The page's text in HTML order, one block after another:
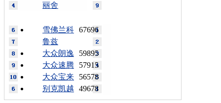
丽舍
67696
雪佛兰科
鲁兹
59895
大众朗逸
57915
大众速腾
56578
大众宝来
49678
别克凯越